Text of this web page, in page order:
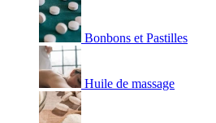
Bonbons et Pastilles
Huile de massage